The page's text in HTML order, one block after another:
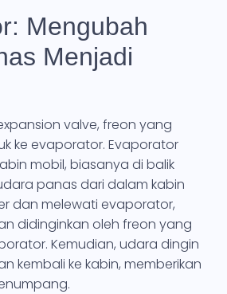
Mengubah
Menjadi
valve, freon yang
ke evaporator. Evaporator
mobil, biasanya di balik
panas dari dalam kabin
dan melewati evaporator,
didinginkan oleh freon yang
Kemudian, udara dingin
kembali ke kabin, memberikan